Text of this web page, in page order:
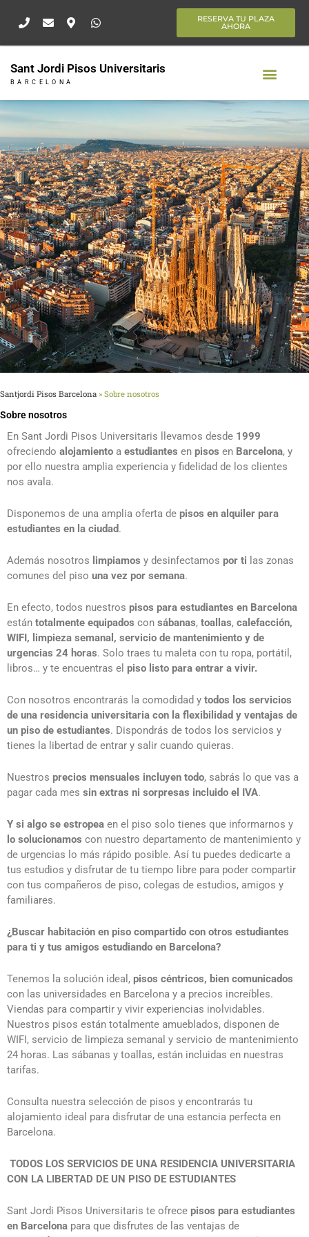
RESERVA TU PLAZA
AHORA
Sant Jordi Pisos Universitaris
BARCELONA
Santjordi Pisos Barcelona » Sobre nosotros
Sobre nosotros
En Sant Jordi Pisos Universitaris llevamos desde 1999
ofreciendo alojamiento a estudiantes en pisos en Barcelona, y
por ello nuestra amplia experiencia y fidelidad de los clientes
nos avala.
Disponemos de una amplia oferta de pisos en alquiler para
estudiantes en la ciudad.
Además nosotros limpiamos y desinfectamos por ti las zonas
comunes del piso una vez por semana.
En efecto, todos nuestros pisos para estudiantes en Barcelona
están totalmente equipados con sábanas, toallas, calefacción,
WIFI, limpieza semanal, servicio de mantenimiento y de
urgencias 24 horas. Solo traes tu maleta con tu ropa, portátil,
libros… y te encuentras el piso listo para entrar a vivir.
Con nosotros encontrarás la comodidad y todos los servicios
de una residencia universitaria con la flexibilidad y ventajas de
un piso de estudiantes. Dispondrás de todos los servicios y
tienes la libertad de entrar y salir cuando quieras.
Nuestros precios mensuales incluyen todo, sabrás lo que vas a
pagar cada mes sin extras ni sorpresas incluido el IVA.
Y si algo se estropea en el piso solo tienes que informarnos y
lo solucionamos con nuestro departamento de mantenimiento y
de urgencias lo más rápido posible. Así tu puedes dedicarte a
tus estudios y disfrutar de tu tiempo libre para poder compartir
con tus compañeros de piso, colegas de estudios, amigos y
familiares.
¿Buscar habitación en piso compartido con otros estudiantes
para ti y tus amigos estudiando en Barcelona?
Tenemos la solución ideal, pisos céntricos, bien comunicados
con las universidades en Barcelona y a precios increíbles.
Viendas para compartir y vivir experiencias inolvidables.
Nuestros pisos están totalmente amueblados, disponen de
WIFI, servicio de limpieza semanal y servicio de mantenimiento
24 horas. Las sábanas y toallas, están incluidas en nuestras
tarifas.
Consulta nuestra selección de pisos y encontrarás tu
alojamiento ideal para disfrutar de una estancia perfecta en
Barcelona.
TODOS LOS SERVICIOS DE UNA RESIDENCIA UNIVERSITARIA
CON LA LIBERTAD DE UN PISO DE ESTUDIANTES
Sant Jordi Pisos Universitaris te ofrece pisos para estudiantes
en Barcelona para que disfrutes de las ventajas de